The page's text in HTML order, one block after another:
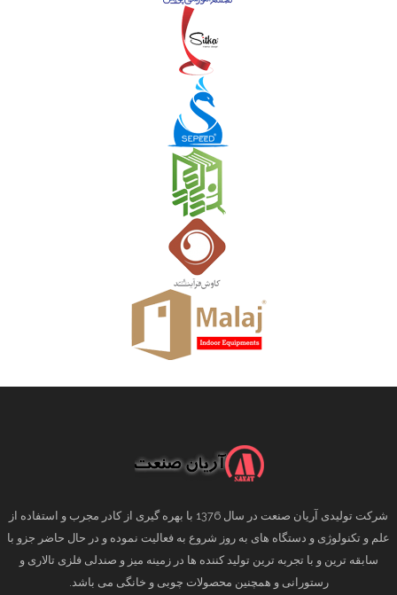
شرکت تولیدی آریان صنعت در سال 1376 با بهره گیری از کادر مجرب و استفاده از
علم و تکنولوژی و دستگاه های به روز شروع به فعالیت نموده و در حال حاضر جزو با
سابقه ترین و با تجربه ترین تولید کننده ها در زمینه میز و صندلی فلزی تالاری و
رستورانی و همچنین محصولات چوبی و خانگی می باشد.